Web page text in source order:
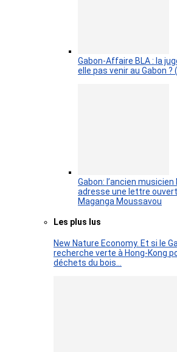
Gabon-Affaire BLA : la
elle pas venir au Gabon ?
Gabon: l’ancien
adresse une lettre
Maganga Moussavou
Les plus lus
New Nature Economy. Et si le
recherche verte à Hong-Kong
déchets du bois…